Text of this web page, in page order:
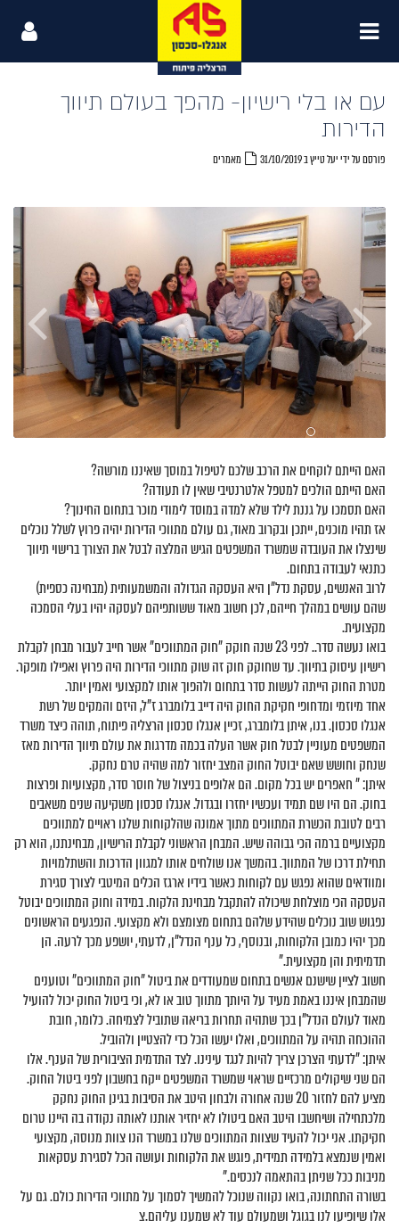
עם או בלי רישיון- מהפך בעולם תיווך
הדירות
פורסם על ידי יעל טייץ ב 31/10/2019 מאמרים
האם הייתם לוקחים את הרכב שלכם לטיפול במוסך שאיננו מורשה?
האם הייתם הולכים למטפל אלטרנטיבי שאין לו תעודה?
האם תסמכו על גננת לילד שלא למדה במוסד לימודי מוכר בתחום החינוך?
אז תהיו מוכנים, ייתכן ובקרוב מאוד, גם עולם מתווכי הדירות יהיה פרוץ לשלל נוכלים
שינצלו את העובדה שמשרד המשפטים הגיש המלצה לבטל את הצורך ברישוי תיווך
כתנאי לעבודה בתחום.
לרוב האנשים, עסקת נדל"ן היא העסקה הגדולה והמשמעותית (מבחינה כספית)
שהם עושים במהלך חייהם, לכן חשוב מאוד ששותפיהם לעסקה יהיו בעלי הסמכה
מקצועית.
בואו נעשה סדר.. לפני 23 שנה חוקק "חוק המתווכים" אשר חייב לעבור מבחן לקבלת
רישיון עיסוק בתיווך. עד שחוקק חוק זה שוק מתווכי הדירות היה פרוץ ואפילו מופקר.
מטרת החוק הייתה לעשות סדר בתחום ולהפוך אותו למקצועי ואמין יותר.
אחד מיוזמי ומדחופי חקיקת החוק היה דייב בלומברג ז"ל, היזם והמקים של רשת
אנגלו סכסון. בנו, איתן בלומברג, זכיין אנגלו סכסון הרצליה פיתוח, תוהה כיצד משרד
המשפטים מעוניין לבטל חוק אשר העלה בכמה מדרגות את עולם תיווך הדירות מאז
שנחק וחושש שאם יבוטל החוק המצב יחזור למה שהיה טרם נחקק.
איתן: " חאפרים יש בכל מקום. הם אלופים בניצול של חוסר סדר, מקצועיות ופרצות
בחוק. הם היו שם תמיד ועכשיו יחזרו ובגדול. אנגלו סכסון משקיעה שנים משאבים
רבים לטובת הכשרת המתווכים מתוך אמונה שהלקוחות שלנו ראויים למתווכים
מקצועיים ברמה הכי גבוהה שיש. המבחן הראשוני לקבלת הרישיון, מבחינתנו, הוא רק
תחילת דרכו של המתווך. בהמשך אנו שולחים אותו למגוון הדרכות והשתלמויות
ומוודאים שהוא נפגש עם לקוחות כאשר בידיו ארגז הכלים המיטבי לצורך סגירת
העסקה הכי מוצלחת שיכולה להתקבל מבחינת הלקוח. במידה וחוק המתווכים יבוטל
נפגוש שוב נוכלים שהידע שלהם בתחום מצומצם ולא מקצועי. הנפגעים הראשונים
מכך יהיו כמובן הלקוחות, ובנוסף, כל ענף הנדל"ן, לדעתי, יושפע מכך לרעה. הן
תדמיתית והן מקצועית."
חשוב לציין שישנם אנשים בתחום שמעודדים את ביטול "חוק המתווכים" וטוענים
שהמבחן איננו באמת מעיד על היותך מתווך טוב או לא, וכי ביטול החוק יכול להועיל
מאוד לעולם הנדל"ן בכך שתהיה תחרות בריאה שתוביל לצמיחה. כלומר, חובת
ההוכחה תהיה על המתווכים, ואלו יעשו הכל כדי להצטיין ולהוביל.
איתן: "לדעתי הצרכן צריך להיות לנגד עינינו. לצד התדמית הציבורית של הענף. אלו
הם שני שיקולים מרכזיים שראוי שמשרד המשפטים ייקח בחשבון לפני ביטול החוק.
מציע להם לחזור 20 שנה אחורה ולבחון היטב את הסיבות בגינן החוק נחקק
מלכתחילה ושיחשבו היטב האם ביטולו לא יחזיר אותנו לאותה נקודה בה היינו טרום
חקיקתו. אני יכול להעיד שצוות המתווכים שלנו במשרד הנו צוות מנוסה, מקצועי
ואמין שנמצא בלמידה תמידית, פוגש את הלקוחות ועושה הכל לסגירת עסקאות
מניבות ככל שניתן בהתאמה לנכסים."
בשורה התחתונה, בואו נקווה שנוכל להמשיך לסמוך על מתווכי הדירות כולם. גם על
אלו שיופיעו לנו בגוגל ושמעולם עוד לא שמענו עליהם.צ